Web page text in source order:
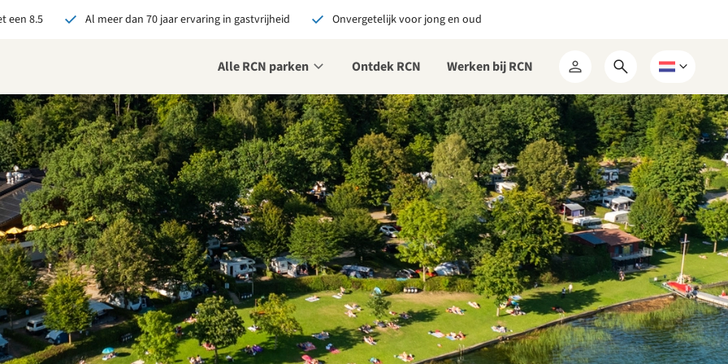
een 8.5 Al meer dan 70 jaar ervaring in gastvrijheid Onvergetelijk voor jong en oud
Alle RCN parken Ontdek RCN Werken bij RCN
Mijn
RCN
Open
zoekformulier
Kies
een
taal
je bij RCN boekt, krijg je:
De beste prijsgarantie
Exclusieve voordelen
Persoonlijk contact
alle voordelen